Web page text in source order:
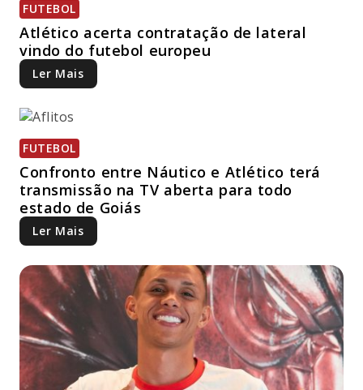
FUTEBOL
Atlético acerta contratação de lateral
vindo do futebol europeu
Ler Mais
FUTEBOL
Confronto entre Náutico e Atlético terá
transmissão na TV aberta para todo
estado de Goiás
Ler Mais